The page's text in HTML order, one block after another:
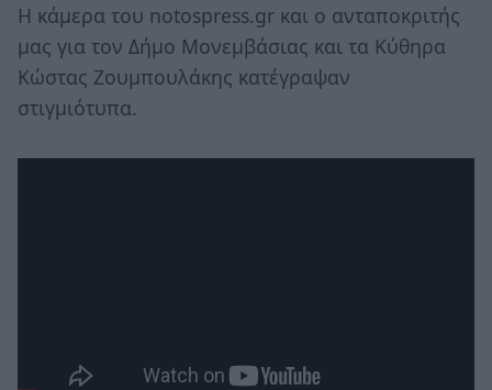
Η κάμερα του notospress.gr και ο ανταποκριτής
μας για τον Δήμο Μονεμβάσιας και τα Κύθηρα
Κώστας Ζουμπουλάκης κατέγραψαν
στιγμιότυπα.